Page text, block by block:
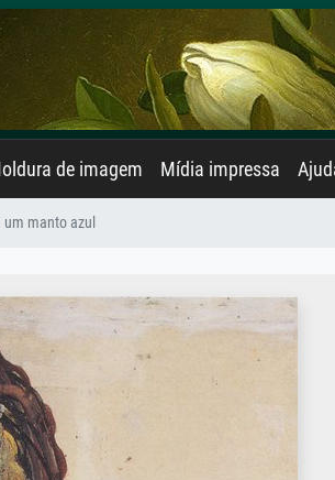
de imagem Mídia impressa
manto azul